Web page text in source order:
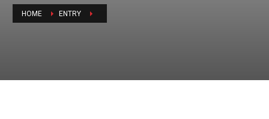
HOME ENTRY